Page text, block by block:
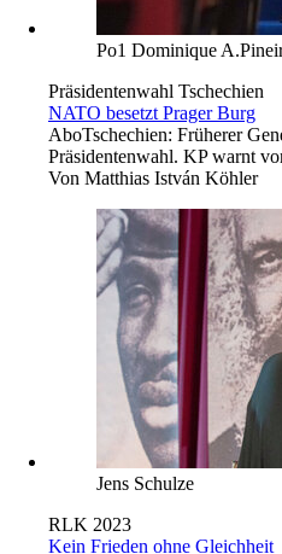
Po1 Dominique
Präsidentenwahl Tschechien
NATO besetzt Prager Burg
AboTschechien: Früherer
Präsidentenwahl. KP warnt
Von Matthias István Köhler
Jens Schulze
RLK 2023
Kein Frieden ohne Gleichheit